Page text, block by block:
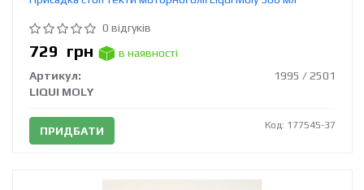
0 відгуків
729 грн
в наявності
Артикул:
1995 / 2501
LIQUI MOLY
ПРИДБАТИ Код: 177545-37